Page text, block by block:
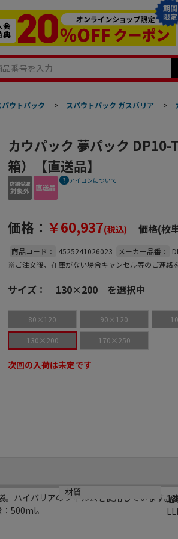
期間
限定
パウトパック > スパウトパック ガスバリア >
カウパック 夢パック
箱）【直送品】
アイコンについて
価格： ￥60,937(税込) 価格(枚
商品コード： 4525241026023 メーカー品番：
※ご注文後、在庫がない場合キャンセル等のご連絡
サイズ： 130×200 を選択中
80×120 90×120
130×200 170×250
次回の入荷は未定です
。ハイバリアのフィルムを使用しています
500ml。
規格
材質
透